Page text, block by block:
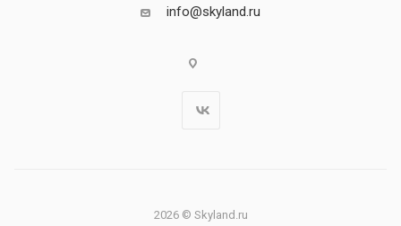
info@skyland.ru
2026 © Skyland.ru